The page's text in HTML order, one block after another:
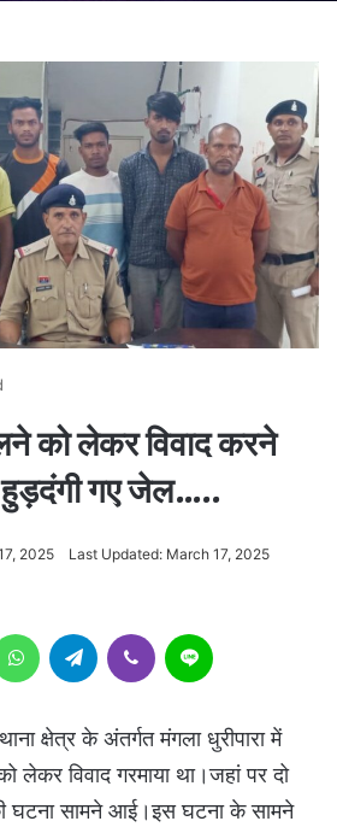
को लेकर विवाद करने
हुड़दंगी गए जेल…..
2025 Last Updated: March 17, 2025
WhatsAppTelegram Viber
क्षेत्र के अंतर्गत मंगला धुरीपारा में
लेकर विवाद गरमाया था।जहां पर दो
घटना सामने आई।इस घटना के सामने